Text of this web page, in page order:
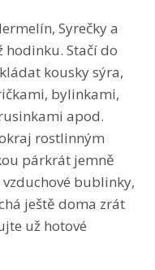
Syrečky a
hodinku. Stačí do
kousky sýra,
bylinkami,
apod.
rostlinným
párkrát jemně
bublinky,
ještě doma zrát
už hotové